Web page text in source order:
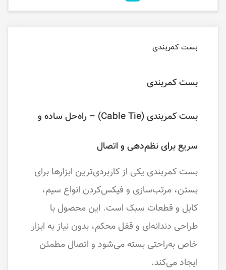
بست کمربندی
بست کمربندی
بست کمربندی (Cable Tie) – راه‌حل ساده و
سریع برای نظم‌دهی و اتصال
بست کمربندی یکی از کاربردی‌ترین ابزارها برای
بستن، مرتب‌سازی و فیکس‌کردن انواع سیم،
کابل و قطعات سبک است. این محصول با
طراحی دندانه‌ای و قفل محکم، بدون نیاز به ابزار
خاص به‌راحتی بسته می‌شود و اتصال مطمئن
ایجاد می‌کند.